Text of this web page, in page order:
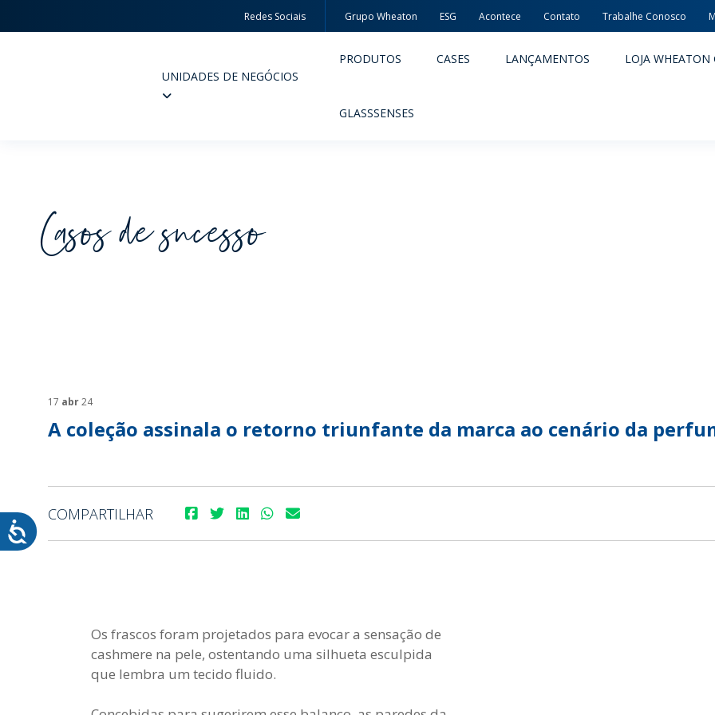
Redes Sociais Grupo Wheaton ESG Acontece Contato Trabalhe Conosco
UNIDADES DE NEGÓCIOS
WHEATON CASA
ONDE ENCONTRAR
PRODUTOS CASES LANÇAMENTOS LOJA WHEATON
GLASSSENSES
Casos de sucesso
17 abr24
A coleção assinala o retorno triunfante da marca ao cenário da
COMPARTILHAR
Os frascos foram projetados para evocar a sensação de
cashmere na pele, ostentando uma silhueta esculpida
que lembra um tecido fluido.